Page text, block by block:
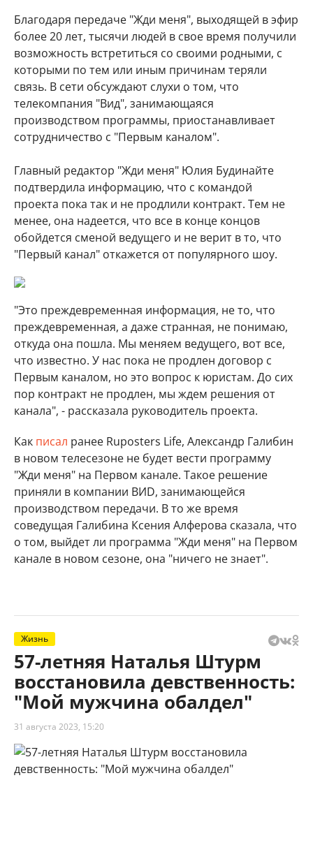
Благодаря передаче "Жди меня", выходящей в эфир
более 20 лет, тысячи людей в свое время получили
возможность встретиться со своими родными, с
которыми по тем или иным причинам теряли
связь. В сети обсуждают слухи о том, что
телекомпания "Вид", занимающаяся
производством программы, приостанавливает
сотрудничество с "Первым каналом".
Главный редактор "Жди меня" Юлия Будинайте
подтвердила информацию, что с командой
проекта пока так и не продлили контракт. Тем не
менее, она надеется, что все в конце концов
обойдется сменой ведущего и не верит в то, что
"Первый канал" откажется от популярного шоу.
"Это преждевременная информация, не то, что
преждевременная, а даже странная, не понимаю,
откуда она пошла. Мы меняем ведущего, вот все,
что известно. У нас пока не продлен договор с
Первым каналом, но это вопрос к юристам. До сих
пор контракт не продлен, мы ждем решения от
канала", - рассказала руководитель проекта.
Как писал ранее Ruposters Life, Александр Галибин
в новом телесезоне не будет вести программу
"Жди меня" на Первом канале. Такое решение
приняли в компании ВИD, занимающейся
производством передачи. В то же время
соведущая Галибина Ксения Алферова сказала, что
о том, выйдет ли программа "Жди меня" на Первом
канале в новом сезоне, она "ничего не знает".
Жизнь
57-летняя Наталья Штурм
восстановила девственность:
"Мой мужчина обалдел"
31 августа 2023, 15:20